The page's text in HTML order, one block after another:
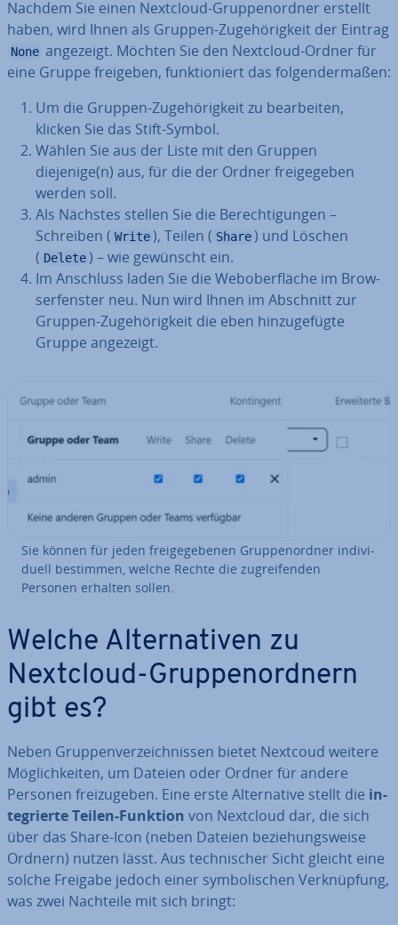
Nachdem Sie einen Nextcloud-Grup­pen­ord­ner erstellt
haben, wird Ihnen als Gruppen-Zu­ge­hö­rig­keit der Eintrag
None angezeigt. Möchten Sie den Nextcloud-Ordner für
eine Gruppe freigeben, funk­tio­niert das fol­gen­der­ma­ßen:
Um die Gruppen-Zu­ge­hö­rig­keit zu be­ar­bei­ten,
klicken Sie das Stift-Symbol.
Wählen Sie aus der Liste mit den Gruppen
diejenige(n) aus, für die der Ordner frei­ge­ge­ben
werden soll.
Als Nächstes stellen Sie die Be­rech­ti­gun­gen –
Schreiben ( Write ), Teilen ( Share ) und Löschen
( Delete ) – wie gewünscht ein.
Im Anschluss laden Sie die Web­ober­flä­che im Brow­
ser­fens­ter neu. Nun wird Ihnen im Abschnitt zur
Gruppen-Zu­ge­hö­rig­keit die eben hin­zu­ge­füg­te
Gruppe angezeigt.
Sie können für jeden frei­ge­ge­be­nen Grup­pen­ord­ner in­di­vi­
du­ell bestimmen, welche Rechte die zu­grei­fen­den
Personen erhalten sollen.
Welche Al­ter­na­ti­ven zu
Nextcloud-Grup­pen­ord­nern
gibt es?
Neben Grup­pen­ver­zeich­nis­sen bietet Nextcoud weitere
Mög­lich­kei­ten, um Dateien oder Ordner für andere
Personen frei­zu­ge­ben. Eine erste Al­ter­na­ti­ve stellt die in­
te­grier­te Teilen-Funktion von Nextcloud dar, die sich
über das Share-Icon (neben Dateien be­zie­hungs­wei­se
Ordnern) nutzen lässt. Aus tech­ni­scher Sicht gleicht eine
solche Freigabe jedoch einer sym­bo­li­schen Ver­knüp­fung,
was zwei Nachteile mit sich bringt: